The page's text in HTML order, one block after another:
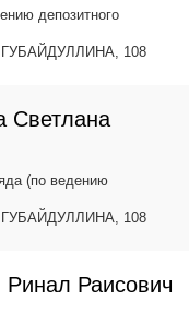
депозитного
108
Светлана
(по ведению
108
Раисович